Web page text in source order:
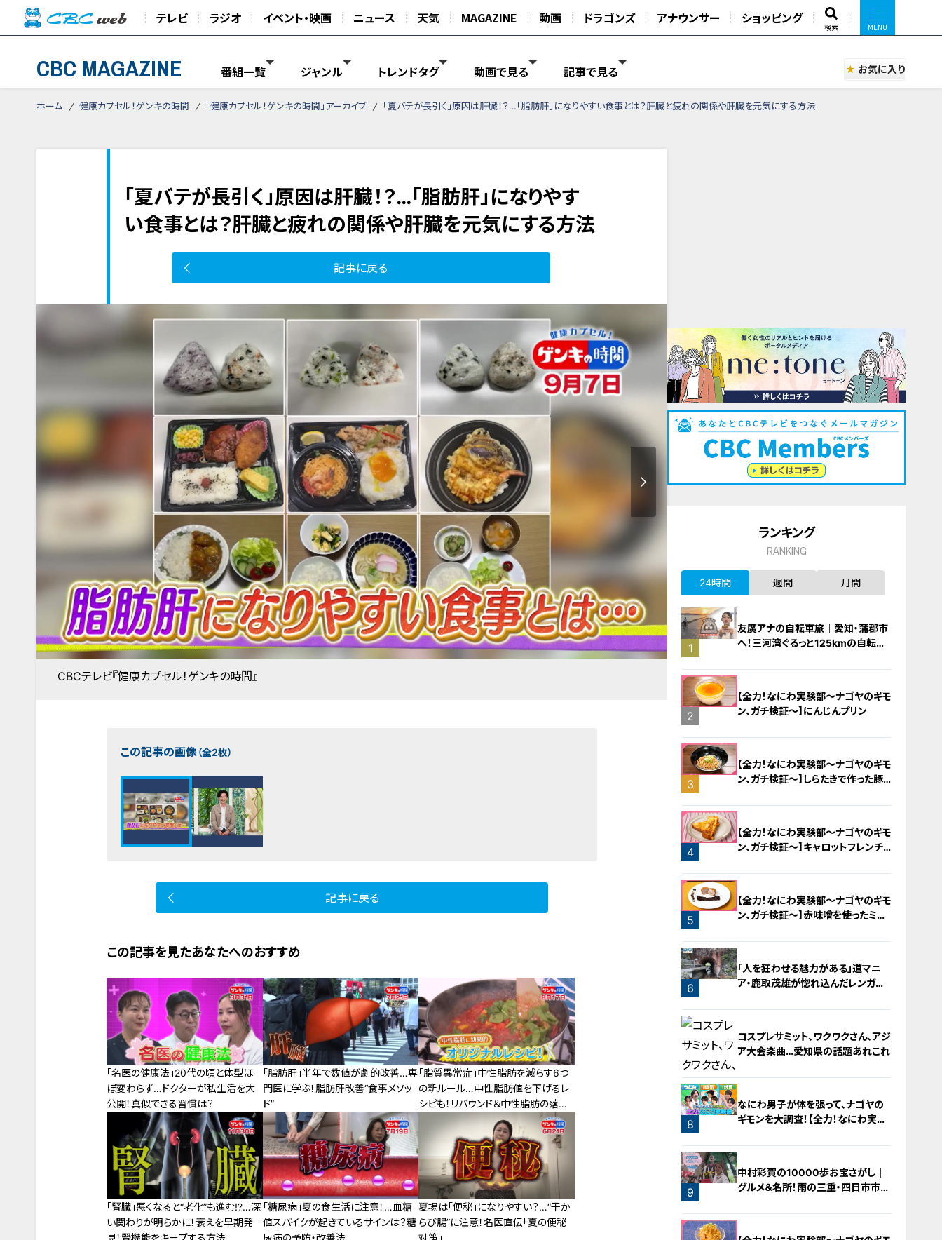
テレビ ラジオ イベント・映画 ニュース 天気 MAGAZINE 動画 ドラゴンズ アナウンサー ショッピング
検索
CBC MAGAZINE 番組一覧 ジャンル トレンドタグ 動画で見る 記事で見る お気に入り
ホーム 健康カプセル！ゲンキの時間 「健康カプセル！ゲンキの時間」アーカイブ 「夏バテが長引く」原因は肝臓！？…「脂肪肝」になりやすい食事とは？肝臓と疲れの関係や肝臓を元気にする方法
「夏バテが長引く」原因は肝臓！？…「脂肪肝」になりやす
い食事とは？肝臓と疲れの関係や肝臓を元気にする方法
記事に戻る
CBCテレビ『健康カプセル！ゲンキの時間』
この記事の画像（全2枚）
記事に戻る
この記事を見たあなたへのおすすめ
「名医の健康法」20代の頃と体型ほ
ぼ変わらず…ドクターが私生活を大
公開！真似できる習慣は？
「脂肪肝」半年で数値が劇的改善…専
門医に学ぶ！脂肪肝改善“食事メソッ
ド”
「脂質異常症」中性脂肪を減らす6つ
の新ルール…中性脂肪値を下げるレ
シピも！リバウンド＆中性脂肪の落と
し穴と改善法
「腎臓」悪くなると“老化”も進む!?…深
い関わりが明らかに！衰えを早期発
「糖尿病」夏の食生活に注意！…血糖
値スパイクが起きているサインは？糖
夏場は「便秘」になりやすい？…“干か
らび腸”に注意！名医直伝「夏の便秘
ランキング
RANKING
24時間 週間 月間
1
友廣アナの自転車旅｜愛知・蒲郡市
へ！三河湾ぐるっと125kmの自転車
2
【全力！なにわ実験部～ナゴヤのギモ
ン、ガチ検証～】にんじんプリン
3
【全力！なにわ実験部～ナゴヤのギモ
ン、ガチ検証～】しらたきで作った豚
4
【全力！なにわ実験部～ナゴヤのギモ
ン、ガチ検証～】キャロットフレンチ
5
【全力！なにわ実験部～ナゴヤのギモ
ン、ガチ検証～】赤味噌を使ったミル
6
「人を狂わせる魅力がある」道マニ
ア・鹿取茂雄が惚れ込んだレンガの
7
コスプレサミット、ワクワクさん、アジ
ア大会楽曲…愛知県の話題あれこれ
8
なにわ男子が体を張って、ナゴヤの
ギモンを大調査！【全力！なにわ実験
9
中村彩賀の10000歩お宝さがし｜
グルメ＆名所！雨の三重・四日市市で